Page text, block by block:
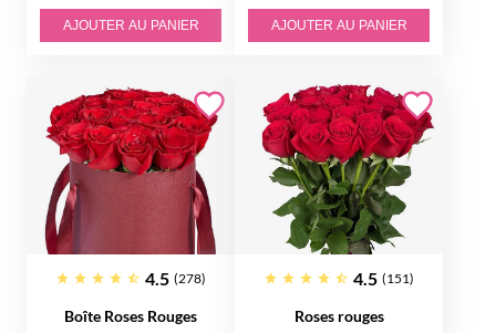
AJOUTER AU PANIER AJOUTER AU PANIER
4.5 (278)
Boîte Roses Rouges
4.5 (151)
Roses rouges